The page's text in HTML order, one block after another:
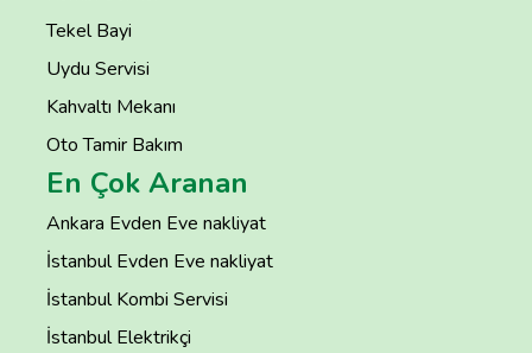
Tekel Bayi
Uydu Servisi
Kahvaltı Mekanı
Oto Tamir Bakım
En Çok Aranan
Ankara Evden Eve nakliyat
İstanbul Evden Eve nakliyat
İstanbul Kombi Servisi
İstanbul Elektrikçi